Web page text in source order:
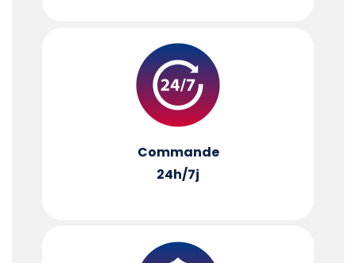
Commande
24h/7j